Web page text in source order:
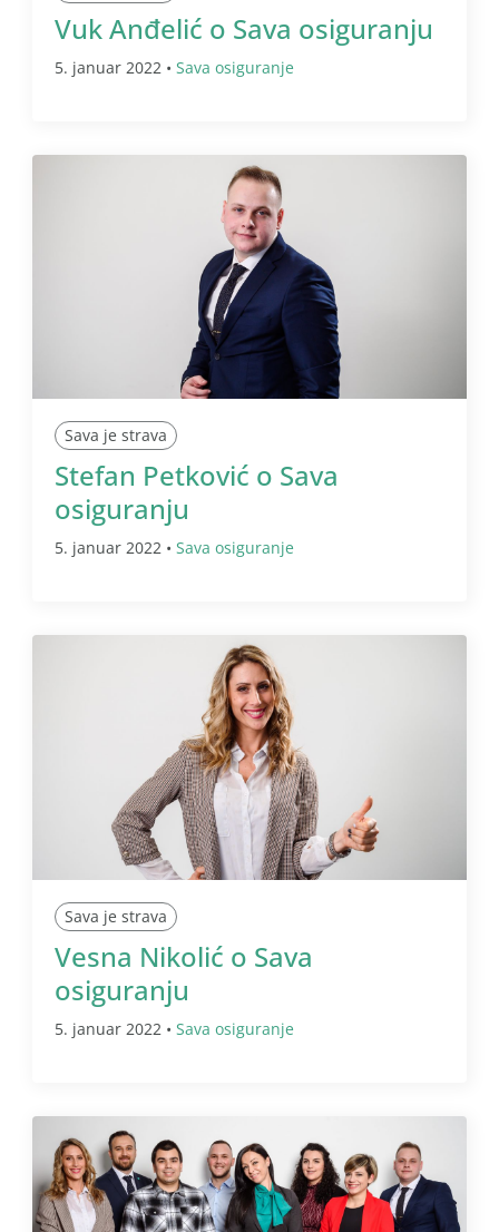
Vuk Anđelić o Sava osiguranju
5. januar 2022 • Sava osiguranje
Sava je strava
Stefan Petković o Sava
osiguranju
5. januar 2022 • Sava osiguranje
Sava je strava
Vesna Nikolić o Sava
osiguranju
5. januar 2022 • Sava osiguranje